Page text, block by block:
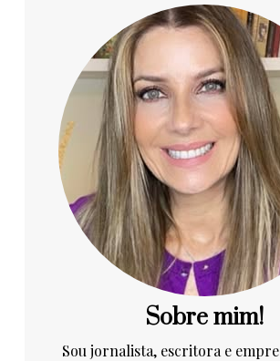
Sobre mim!
Sou jornalista, escritora e